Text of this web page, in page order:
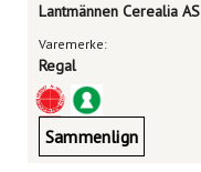
Lantmännen Cerealia AS
Varemerke:
Regal
Sammenlign